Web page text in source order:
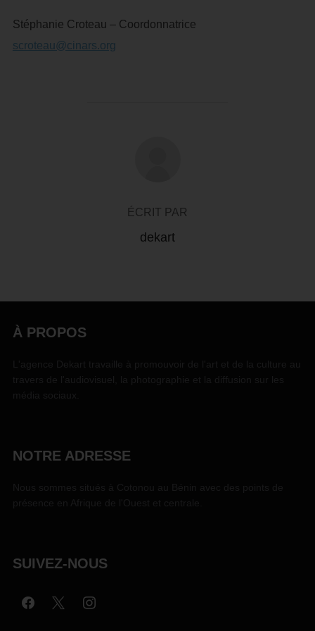
Stéphanie Croteau – Coordonnatrice
scroteau@cinars.org
ÉCRIT PAR
dekart
À PROPOS
NOTRE ADRESSE
SUIVEZ-NOUS